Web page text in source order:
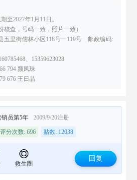
至2027年1月11日。
核查，号码一致，照片一致）
五里街儒林小区118号一119号 邮政编码:
、15359623028
794 颜凤珠
676 王日晶
销员第5年 2009/9/20注册
评分次数: 696 贴数: 12038
救生圈
回复